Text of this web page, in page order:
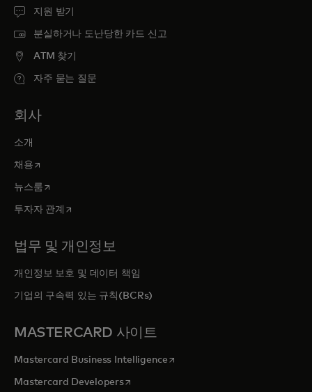
지원 받기
분실하거나 도난당한 카드 신고
ATM 찾기
자주 묻는 질문
회사
소개
채용새 탭에서 열림
뉴스룸새 탭에서 열림
투자자 관계 새 탭에서 열림
법무 및 개인정보
개인정보 보호 및 데이터 책임
기업의 구속력 있는 규칙(BCRs)
MASTERCARD 사이트
Mastercard Business Intelligence새 탭에서 열림
Mastercard Developers새 탭에서 열림